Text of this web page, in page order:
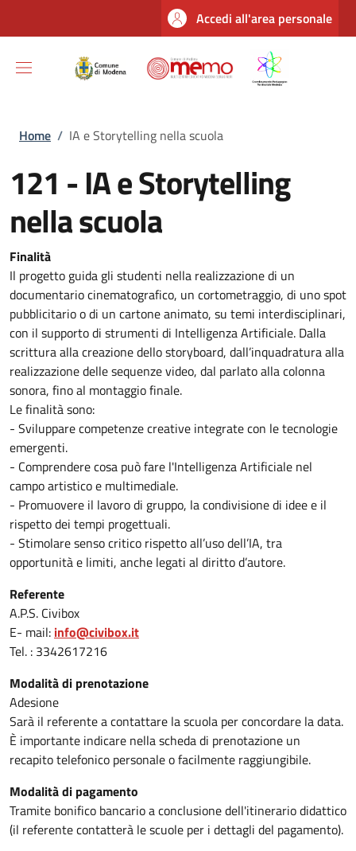
Accedi all'area personale
Briciole di pane
Home / IA e Storytelling nella scuola
121 - IA e Storytelling
nella scuola
Finalità
Il progetto guida gli studenti nella realizzazione di un
documentario cinematografico, un cortometraggio, di uno spot
pubblicitario o di un cartone animato, su temi interdisciplinari,
con il supporto di strumenti di Intelligenza Artificiale. Dalla
scrittura alla creazione dello storyboard, dall’inquadratura alla
realizzazione delle sequenze video, dal parlato alla colonna
sonora, fino al montaggio finale.
Le finalità sono:
- Sviluppare competenze creative integrate con le tecnologie
emergenti.
- Comprendere cosa può fare l'Intelligenza Artificiale nel
campo artistico e multimediale.
- Promuovere il lavoro di gruppo, la condivisione di idee e il
rispetto dei tempi progettuali.
- Stimolare senso critico rispetto all’uso dell’IA, tra
opportunità e limiti, anche legati al diritto d’autore.
Referente
A.P.S. Civibox
E- mail: info@civibox.it
Tel. : 3342617216
Modalità di prenotazione
Adesione
Sarà il referente a contattare la scuola per concordare la data.
È importante indicare nella scheda di prenotazione un
recapito telefonico personale o facilmente raggiungibile.
Modalità di pagamento
Tramite bonifico bancario a conclusione dell'itinerario didattico
(il referente contatterà le scuole per i dettagli del pagamento).